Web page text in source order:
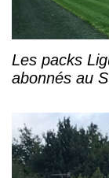
Les packs
abonnés au